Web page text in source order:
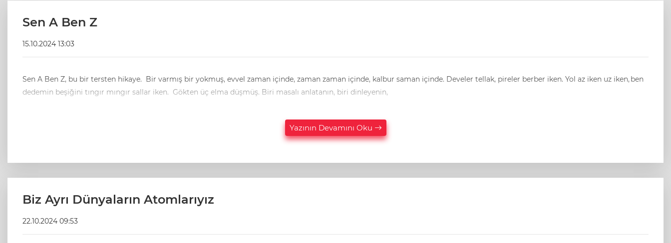
Sen A Ben Z
15.10.2024 13:03
Sen A Ben Z, bu bir tersten hikaye. Bir varmış bir yokmuş, evvel zaman içinde, zaman zaman içinde, kalbur saman içinde. Develer tellak, pireler berber iken. Yol az iken uz iken, ben
dedemin beşiğini tıngır mıngır sallar iken. Gökten üç elma düşmüş. Biri masalı anlatanın, biri dinleyenin,
Yazının Devamını Oku
Biz Ayrı Dünyaların Atomlarıyız
22.10.2024 09:53